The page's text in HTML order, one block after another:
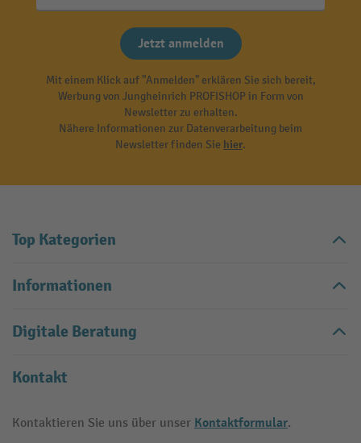
Jetzt anmelden
Mit einem Klick auf "Anmelden" erklären Sie sich bereit,
Werbung von Jungheinrich PROFISHOP in Form von
Newsletter zu erhalten.
Nähere Informationen zur Datenverarbeitung beim
Newsletter finden Sie hier.
Top Kategorien
Informationen
Digitale Beratung
Kontakt
Kontaktieren Sie uns über unser Kontaktformular.